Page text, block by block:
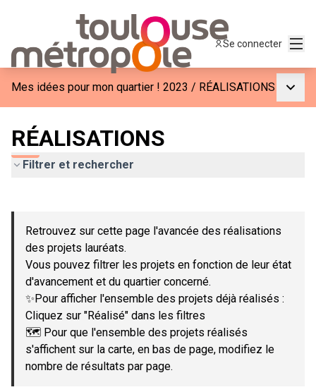
Se connecter
Mes idées pour mon quartier ! 2023 / RÉALISATIONS
RÉALISATIONS
Filtrer et rechercher
−
Retrouvez sur cette page l'avancée des réalisations
des projets lauréats.
Vous pouvez filtrer les projets en fonction de leur état
d'avancement et du quartier concerné.
✨Pour afficher l'ensemble des projets déjà réalisés :
Cliquez sur "Réalisé" dans les filtres
🗺️ Pour que l'ensemble des projets réalisés
s'affichent sur la carte, en bas de page, modifiez le
nombre de résultats par page.